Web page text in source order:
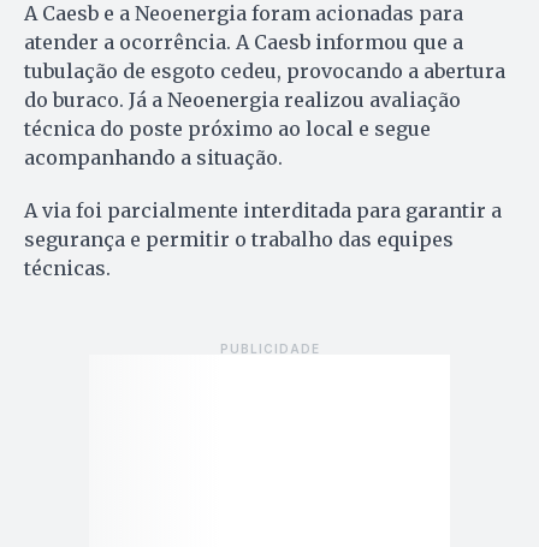
A Caesb e a Neoenergia foram acionadas para
atender a ocorrência. A Caesb informou que a
tubulação de esgoto cedeu, provocando a abertura
do buraco. Já a Neoenergia realizou avaliação
técnica do poste próximo ao local e segue
acompanhando a situação.
A via foi parcialmente interditada para garantir a
segurança e permitir o trabalho das equipes
técnicas.